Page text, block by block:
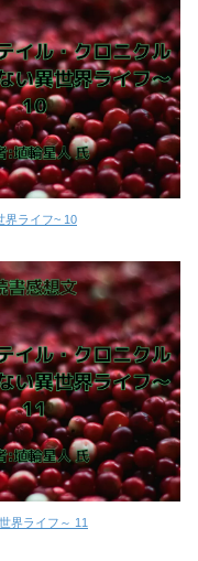
界ライフ~ 10
界ライフ～ 11